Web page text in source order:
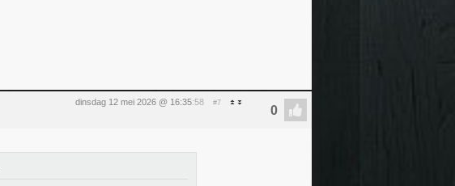
dinsdag 12 mei 2026 @ 16:35:58 #7